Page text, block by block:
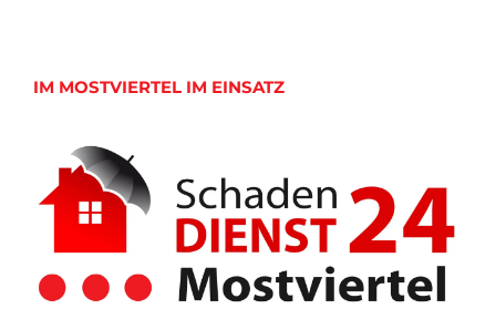
IM MOSTVIERTEL IM EINSATZ